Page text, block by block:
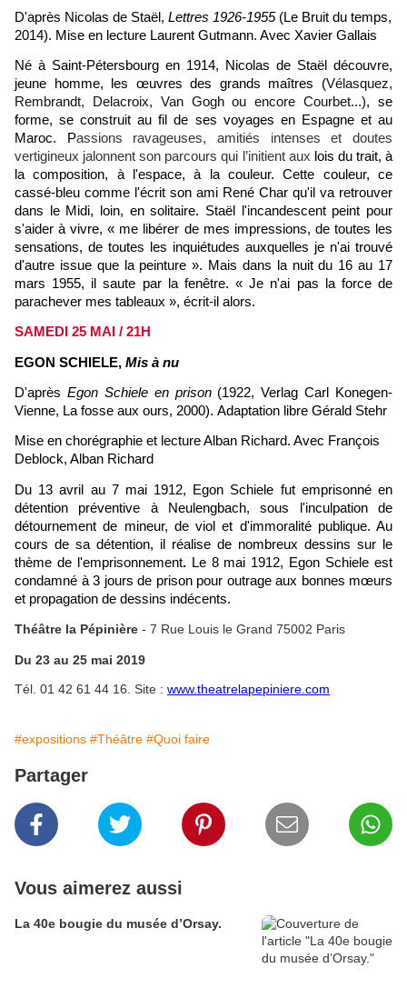
D'après Nicolas de Staël, Lettres 1926-1955 (Le Bruit du temps,
2014). Mise en lecture Laurent Gutmann. Avec Xavier Gallais
Né à Saint-Pétersbourg en 1914, Nicolas de Staël découvre,
jeune homme, les œuvres des grands maîtres (Vélasquez,
Rembrandt, Delacroix, Van Gogh ou encore Courbet...), se
forme, se construit au fil de ses voyages en Espagne et au
Maroc. Passions ravageuses, amitiés intenses et doutes
vertigineux jalonnent son parcours qui l’initient aux lois du trait, à
la composition, à l'espace, à la couleur. Cette couleur, ce
cassé-bleu comme l'écrit son ami René Char qu'il va retrouver
dans le Midi, loin, en solitaire. Staël l'incandescent peint pour
s'aider à vivre, « me libérer de mes impressions, de toutes les
sensations, de toutes les inquiétudes auxquelles je n'ai trouvé
d'autre issue que la peinture ». Mais dans la nuit du 16 au 17
mars 1955, il saute par la fenêtre. « Je n'ai pas la force de
parachever mes tableaux », écrit-il alors.
SAMEDI 25 MAI / 21H
EGON SCHIELE, Mis à nu
D'après Egon Schiele en prison (1922, Verlag Carl Konegen-
Vienne, La fosse aux ours, 2000). Adaptation libre Gérald Stehr
Mise en chorégraphie et lecture Alban Richard. Avec François
Deblock, Alban Richard
Du 13 avril au 7 mai 1912, Egon Schiele fut emprisonné en
détention préventive à Neulengbach, sous l'inculpation de
détournement de mineur, de viol et d'immoralité publique. Au
cours de sa détention, il réalise de nombreux dessins sur le
thème de l'emprisonnement. Le 8 mai 1912, Egon Schiele est
condamné à 3 jours de prison pour outrage aux bonnes mœurs
et propagation de dessins indécents.
Théâtre la Pépinière - 7 Rue Louis le Grand 75002 Paris
Du 23 au 25 mai 2019
Tél. 01 42 61 44 16. Site : www.theatrelapepiniere.com
#expositions #Théâtre #Quoi faire
Partager
Vous aimerez aussi
La 40e bougie du musée d’Orsay.